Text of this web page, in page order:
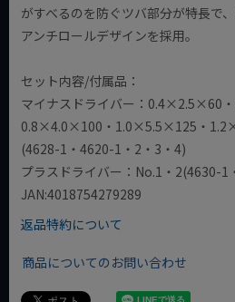
がすべるのを防ぐツバ部分が特長で
アンチロールデザインを採用。
セット内容/付属品：
マイナスドライバー：0.4×2.5×60
0.8×4.0×100・1.0×5.5×125・
(4628-1・4620-1・2・3・4)
プラスドライバー：No.1・2(4630-1
JAN:4018754279289
返品特約について
商品についてのお問い合わせ